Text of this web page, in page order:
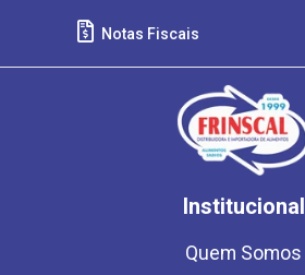
Notas Fiscais
Institucional
Quem Somos